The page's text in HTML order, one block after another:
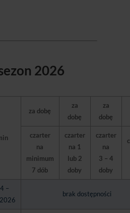
2026
za dobę
za
dobę
za
dobę
czarter
na
minimum
7 dób
czarter
na 1
lub 2
doby
czarter
na
3 – 4
doby
–
brak dostępności